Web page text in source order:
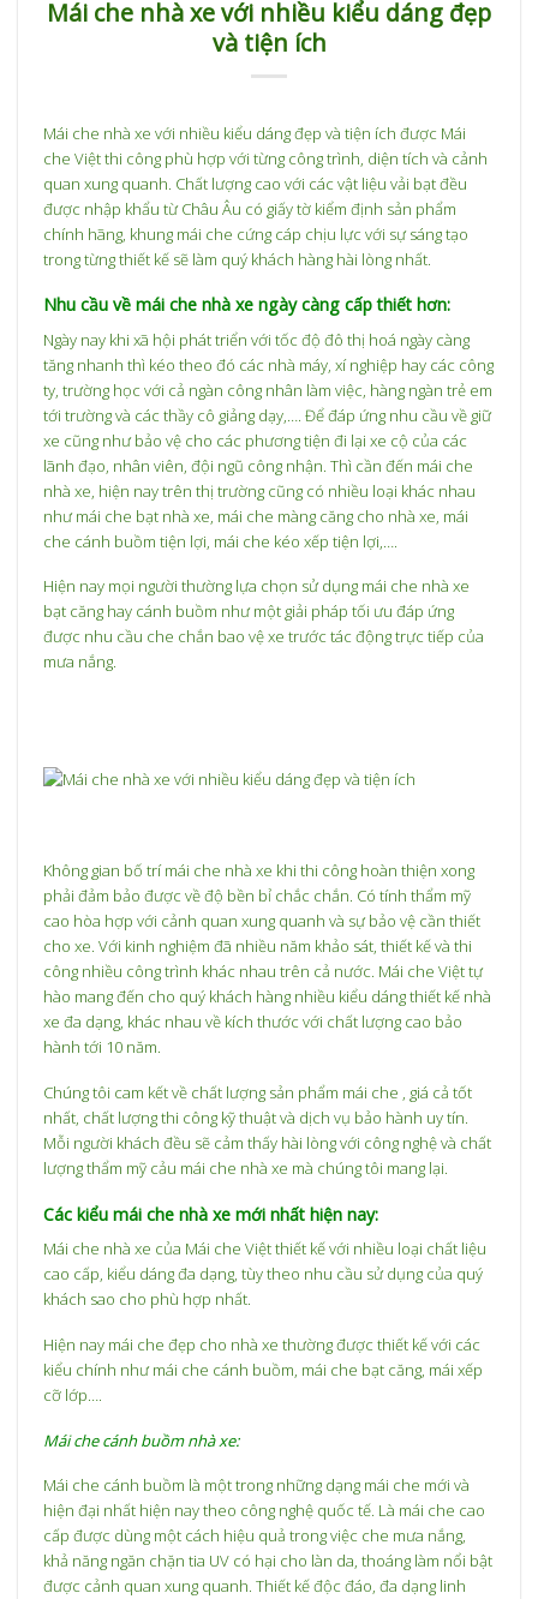
Mái che nhà xe với nhiều kiểu dáng đẹp
và tiện ích
Mái che nhà xe với nhiều kiểu dáng đẹp và tiện ích được Mái
che Việtthi công phù hợp với từng công trình, diện tích và cảnh
quan xung quanh. Chất lượng cao với các vật liệu vải bạt đều
được nhập khẩu từ Châu Âu có giấy tờ kiểm định sản phẩm
chính hãng, khung mái che cứng cáp chịu lực với sự sáng tạo
trong từng thiết kế sẽ làm quý khách hàng hài lòng nhất.
Nhu cầu về mái che nhà xe ngày càng cấp thiết hơn:
Ngày nay khi xã hội phát triển với tốc độ đô thị hoá ngày càng
tăng nhanh thì kéo theo đó các nhà máy, xí nghiệp hay các công
ty, trường học với cả ngàn công nhân làm việc, hàng ngàn trẻ em
tới trường và các thầy cô giảng dạy,…. Để đáp ứng nhu cầu về giữ
xe cũng như bảo vệ cho các phương tiện đi lại xe cộ của các
lãnh đạo, nhân viên, đội ngũ công nhận. Thì cần đến mái che
nhà xe, hiện nay trên thị trường cũng có nhiều loại khác nhau
như mái che bạt nhà xe, mái che màng căng cho nhà xe, mái
che cánh buồm tiện lợi, mái che kéo xếp tiện lợi,….
Hiện nay mọi người thường lựa chọn sử dụng mái che nhà xe
bạt căng hay cánh buồm như một giải pháp tối ưu đáp ứng
được nhu cầu che chắn bao vệ xe trước tác động trực tiếp của
mưa nắng.
Không gian bố trí mái che nhà xe khi thi công hoàn thiện xong
phải đảm bảo được về độ bền bỉ chắc chắn. Có tính thẩm mỹ
cao hòa hợp với cảnh quan xung quanh và sự bảo vệ cần thiết
cho xe. Với kinh nghiệm đã nhiều năm khảo sát, thiết kế và thi
công nhiều công trình khác nhau trên cả nước. Mái che Việt tự
hào mang đến cho quý khách hàng nhiều kiểu dáng thiết kế nhà
xe đa dạng, khác nhau về kích thước với chất lượng cao bảo
hành tới 10 năm.
Chúng tôi cam kết về chất lượng sản phẩm mái che , giá cả tốt
nhất, chất lượng thi công kỹ thuật và dịch vụ bảo hành uy tín.
Mỗi người khách đều sẽ cảm thấy hài lòng với công nghệ và chất
lượng thẩm mỹ cảu mái che nhà xe mà chúng tôi mang lại.
Các kiểu mái che nhà xe mới nhất hiện nay:
Mái che nhà xe của Mái che Việt thiết kế với nhiều loại chất liệu
cao cấp, kiểu dáng đa dạng, tùy theo nhu cầu sử dụng của quý
khách sao cho phù hợp nhất.
Hiện nay mái che đẹp cho nhà xe thường được thiết kế với các
kiểu chính như mái che cánh buồm, mái che bạt căng, mái xếp
cỡ lớp….
Mái che cánh buồm nhà xe:
Mái che cánh buồm là một trong những dạng mái che mới và
hiện đại nhất hiện nay theo công nghệ quốc tế. Là mái che cao
cấp được dùng một cách hiệu quả trong việc che mưa nắng,
khả năng ngăn chặn tia UV có hại cho làn da, thoáng làm nổi bật
được cảnh quan xung quanh. Thiết kế độc đáo, đa dạng linh